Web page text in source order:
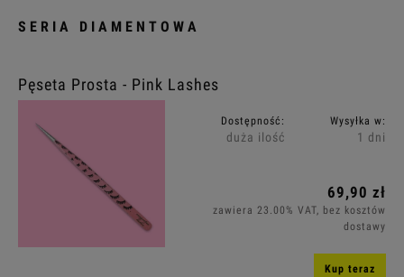
SERIA DIAMENTOWA
Pęseta Prosta - Pink Lashes
Dostępność:
duża ilość
Wysyłka w:
1 dni
69,90 zł
zawiera 23.00% VAT, bez kosztów
dostawy
Kup teraz